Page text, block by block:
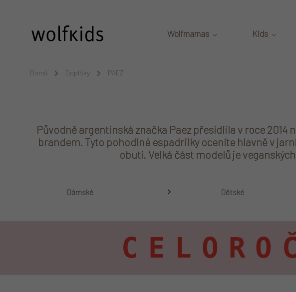
Wolfmamas Kids
Domů / Doplňky / PAEZ
Původně argentinská značka Paez přesídlila v roce
brandem. Tyto pohodlné espadrilky oceníte hlavně v
obutí. Velká část modelů je
Dámské Dětské